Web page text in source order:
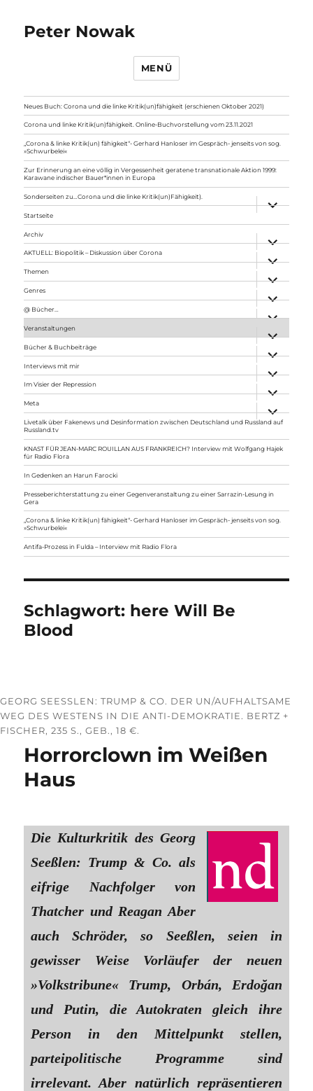
Peter Nowak
MENÜ
Neues Buch: Corona und die linke Kritik(un)fähigkeit (erschienen Oktober 2021)
Corona und linke Kritik(un)fähigkeit. Online-Buchvorstellung vom 23.11.2021
„Corona & linke Kritik(un) fähigkeit“- Gerhard Hanloser im Gespräch- jenseits von sog.
»Schwurbelei«
Zur Erinnerung an eine völlig in Vergessenheit geratene transnationale Aktion 1999:
Karawane indischer Bauer*innen in Europa
Sonderseiten zu…Corona und die linke Kritik(un)Fähigkeit).
anzeigen
Startseite
Archiv
anzeigen
AKTUELL: Biopolitik – Diskussion über Corona
anzeigen
Themen
anzeigen
Genres
anzeigen
@ Bücher…
Veranstaltungen
anzeigen
Bücher & Buchbeiträge
anzeigen
Interviews mit mir
anzeigen
Im Visier der Repression
anzeigen
Meta
anzeigen
Livetalk über Fakenews und Desinformation zwischen Deutschland und Russland auf
Russland.tv
KNAST FÜR JEAN-MARC ROUILLAN AUS FRANKREICH? Interview mit Wolfgang Hajek
für Radio Flora
In Gedenken an Harun Farocki
Presseberichterstattung zu einer Gegenveranstaltung zu einer Sarrazin-Lesung in
Gera
„Corona & linke Kritik(un) fähigkeit“- Gerhard Hanloser im Gespräch- jenseits von sog.
»Schwurbelei«
Antifa-Prozess in Fulda – Interview mit Radio Flora
Schlagwort: here Will Be
Blood
GEORG SEESSLEN: TRUMP & CO. DER UN/AUFHALTSAME W
EG DES WESTENS IN DIE ANTI-DEMOKRATIE. BERTZ + F
ISCHER, 235 S., GEB., 18 €.
Horrorclown im Weißen
Haus
Die Kulturkritik des Georg
Seeßlen: Trump & Co. als
eifrige Nachfolger von
Thatcher und Reagan Aber
auch Schröder, so Seeßlen, seien in
gewisser Weise Vorläufer der neuen
»Volkstribune« Trump, Orbán, Erdoğan
und Putin, die Autokraten gleich ihre
Person in den Mittelpunkt stellen,
parteipolitische Programme sind
irrelevant. Aber natürlich repräsentieren